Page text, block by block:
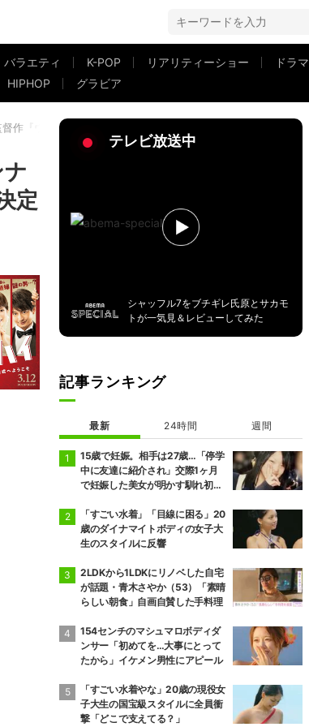
バラエティ K-POP リアリティーショー
ドラマ
HIPHOP グラビア
作『ウェディング・ハイ』公開決定
定
テレビ放送中
シャッフル7をブチギレ氏原とサカモ
トが一気見＆レビューしてみた
記事ランキング
最新 24時間 週間
15歳で妊娠。相手は27歳…「停学
中に友達に紹介され」交際1ヶ月
で妊娠した美女が明かす馴れ初め
絶句
「すごい水着」「目線に困る」20
歳のダイナマイトボディの女子大
生のスタイルに反響
2LDKから1LDKにリノベした自宅
が話題・青木さやか（53）「素晴
らしい朝食」自画自賛した手料理
154センチのマシュマロボディダ
ンサー「初めてを…大事にとって
たから」イケメン男性にアピール
「すごい水着やな」20歳の現役女
子大生の国宝級スタイルに全員衝
撃「どこで支えてる？」